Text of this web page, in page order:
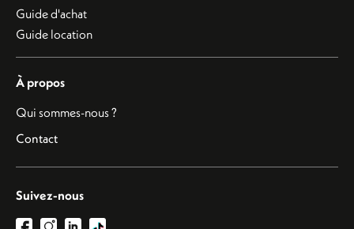
Guide d'achat
Guide location
À propos
Qui sommes-nous ?
Contact
Suivez-nous